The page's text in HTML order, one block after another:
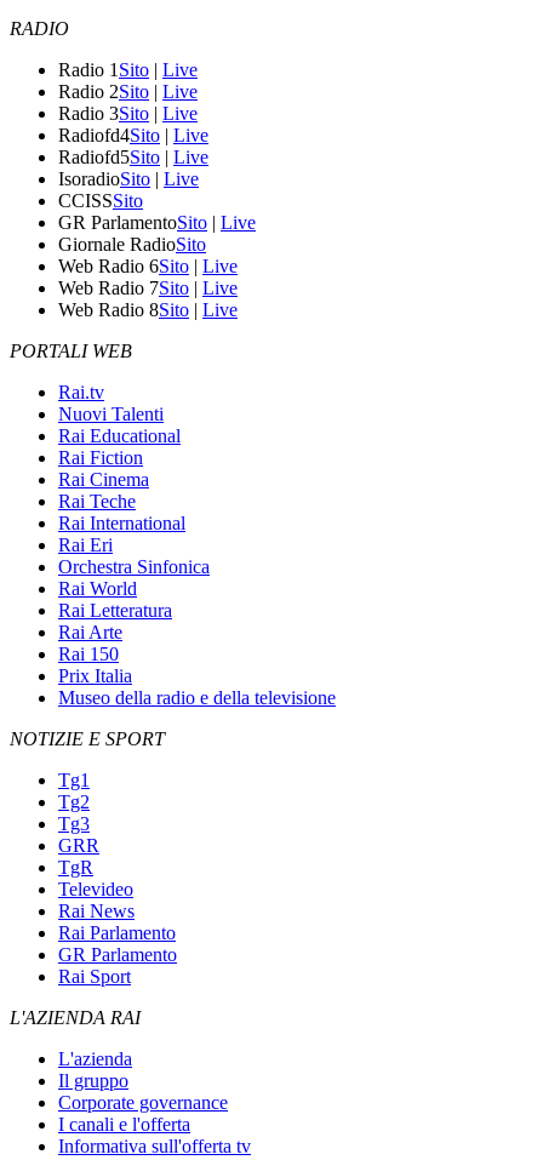
RADIO
Radio 1 Sito | Live
Radio 2Sito | Live
Radio 3Sito | Live
Radiofd4Sito | Live
Radiofd5Sito | Live
IsoradioSito | Live
CCISSSito
GR ParlamentoSito | Live
Giornale RadioSito
Web Radio 6Sito | Live
Web Radio 7Sito | Live
Web Radio 8Sito | Live
PORTALI WEB
Rai.tv
Nuovi Talenti
Rai Educational
Rai Fiction
Rai Cinema
Rai Teche
Rai International
Rai Eri
Orchestra Sinfonica
Rai World
Rai Letteratura
Rai Arte
Rai 150
Prix Italia
Museo della radio e della televisione
NOTIZIE E SPORT
Tg1
Tg2
Tg3
GRR
TgR
Televideo
Rai News
Rai Parlamento
GR Parlamento
Rai Sport
L'AZIENDA RAI
L'azienda
Il gruppo
Corporate governance
I canali e l'offerta
Informativa sull'offerta tv